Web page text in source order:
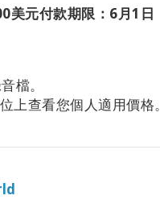
美元付款期限：6月1日
檔。
上查看您個人適用價格。